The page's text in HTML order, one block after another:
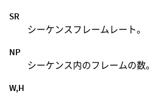
SR
シーケンスフレームレート。
NP
シーケンス内のフレームの数。
W,H